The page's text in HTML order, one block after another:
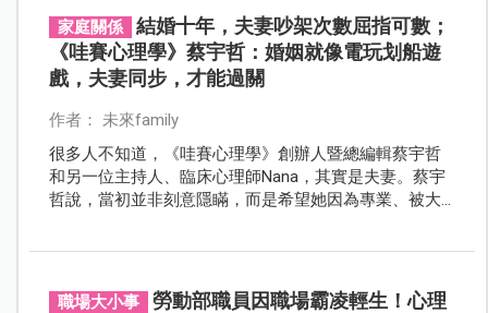
家庭關係
結婚十年，夫妻吵架次數屈指可數；
《哇賽心理學》蔡宇哲：婚姻就像電玩划船遊
戲，夫妻同步，才能過關
作者： 未來family
很多人不知道，《哇賽心理學》創辦人暨總編輯蔡宇哲
和另一位主持人、臨床心理師Nana，其實是夫妻。蔡宇
哲說，當初並非刻意隱瞞，而是希望她因為專業、被大
職場大小事
勞動部職員因職場霸凌輕生！心理